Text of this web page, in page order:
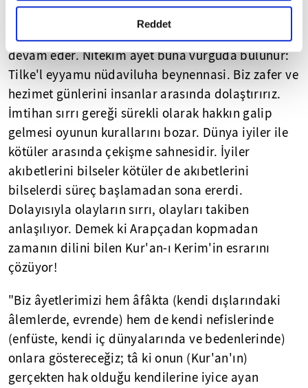
gerçekleştirilen veri işleme faaliyetleri ile ilgili daha
detaylı bilgi almak için lütfentıklayınız.
Reddet
Yeryüzü iyiler ile kötüler arasında çekişme sahnesi
olduğundan menzilini alıncaya kadar bu mücadele
devam eder. Nitekim ayet buna vurguda bulunur:
Tilke'l eyyamu nüdaviluha beynennasi. Biz zafer ve
hezimet günlerini insanlar arasında dolaştırırız.
İmtihan sırrı gereği sürekli olarak hakkın galip
gelmesi oyunun kurallarını bozar. Dünya iyiler ile
kötüler arasında çekişme sahnesidir. İyiler
akıbetlerini bilseler kötüler de akıbetlerini
bilselerdi süreç başlamadan sona ererdi.
Dolayısıyla olayların sırrı, olayları takiben
anlaşılıyor. Demek ki Arapçadan kopmadan
zamanın dilini bilen Kur'an-ı Kerim'in esrarını
çözüyor!
"Biz âyetlerimizi hem âfâkta (kendi dışlarındaki
âlemlerde, evrende) hem de kendi nefislerinde
(enfüste, kendi iç dünyalarında ve bedenlerinde)
onlara göstereceğiz; tâ ki onun (Kur'an'ın)
gerçekten hak olduğu kendilerine iyice ayan